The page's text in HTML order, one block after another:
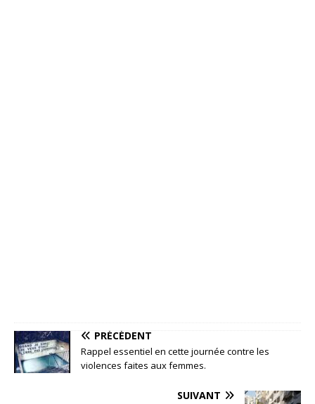
PRÉCÉDENT
Rappel essentiel en cette journée contre les
violences faites aux femmes.
SUIVANT